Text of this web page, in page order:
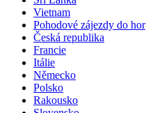
Vietnam
Pohodové zájezdy do hor
Česká republika
Francie
Itálie
Německo
Polsko
Rakousko